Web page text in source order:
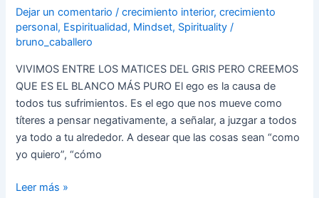
diferencia?,
¿Por
qué
no
podemos
hacer
esto
La
Dejar un comentario /crecimiento interior,crecimiento
personal, Espiritualidad, Mindset, Spirituality /
bruno_caballero
VIVIMOS ENTRE LOS MATICES DEL GRIS PERO CREEMOS
QUE ES EL BLANCO MÁS PURO El ego es la causa de
todos tus sufrimientos. Es el ego que nos mueve como
títeres a pensar negativamente, a señalar, a juzgar a todos
ya todo a tu alrededor. A desear que las cosas sean “como
yo quiero”, “cómo
NADA
ES
NEGRO
Leer más »